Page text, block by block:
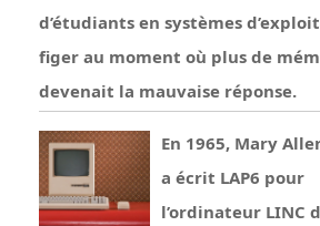
d’étudiants en systèmes
figer au moment où plus de
devenait la mauvaise réponse.
En 1965, Mary
a écrit LAP6 pour
l’ordinateur LINC